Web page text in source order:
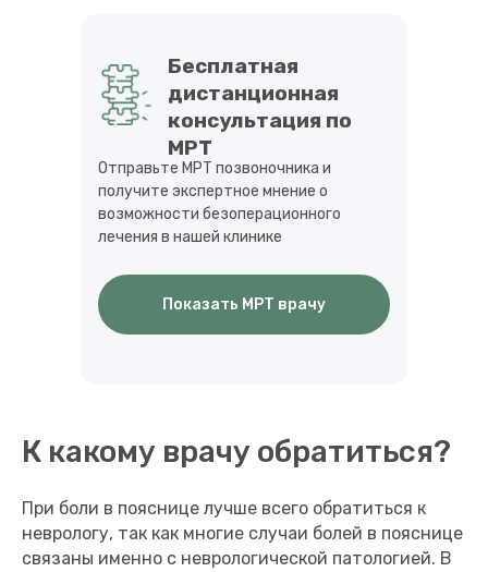
Бесплатная
дистанционная
консультация по
МРТ
Отправьте МРТ позвоночника и
получите экспертное мнение о
возможности безоперационного
лечения в нашей клинике
Показать МРТ врачу
К какому врачу обратиться?
При боли в пояснице лучше всего обратиться к
неврологу, так как многие случаи болей в пояснице
связаны именно с неврологической патологией. В